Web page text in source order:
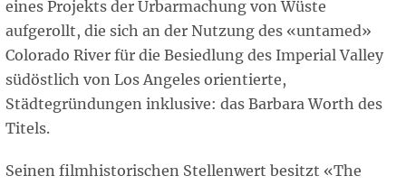
eines Projekts der Urbarmachung von Wüste
aufgerollt, die sich an der Nutzung des «untamed»
Colorado River für die Besiedlung des Imperial Valley
südöstlich von Los Angeles orientierte,
Städtegründungen inklusive: das Barbara Worth des
Titels.
Seinen filmhistorischen Stellenwert besitzt «The